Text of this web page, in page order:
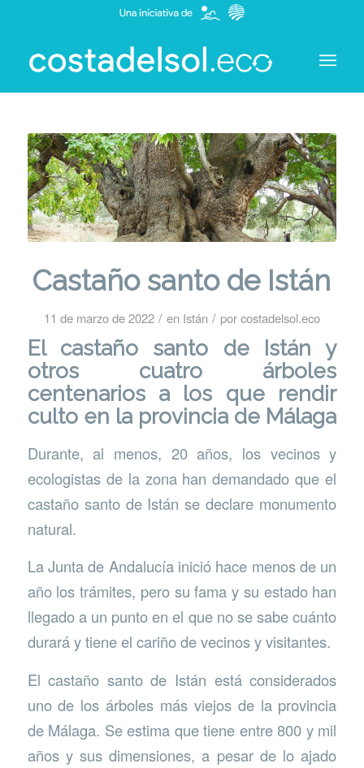
Castaño santo de Istán
11 de marzo de 2022 / en Istán / porcostadelsol.eco
El castaño santo de Istán y
otros cuatro árboles
centenarios a los que rendir
culto en la provincia de Málaga
Durante, al menos, 20 años, los vecinos y
ecologistas de la zona han demandado que el
castaño santo de Istán se declare monumento
natural.
La Junta de Andalucía inició hace menos de un
año los trámites, pero su fama y su estado han
llegado a un punto en el que no se sabe cuánto
durará y tiene el cariño de vecinos y visitantes.
El castaño santo de Istán está considerados
uno de los árboles más viejos de la provincia
de Málaga. Se estima que tiene entre 800 y mil
años y sus dimensiones, a pesar de lo ajado